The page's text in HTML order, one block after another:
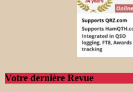
Votre dernière Revue